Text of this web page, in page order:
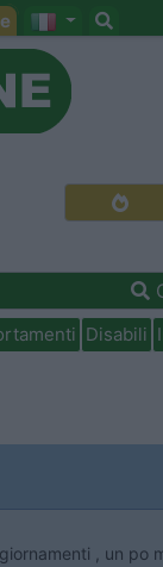
Disabili
, un po